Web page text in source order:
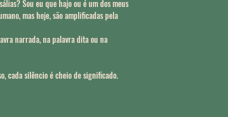
Sou eu que hajo ou é um dos meus
mas hoje, são amplificadas pela
narrada, na palavra dita ou na
cada silêncio é cheio de significado.